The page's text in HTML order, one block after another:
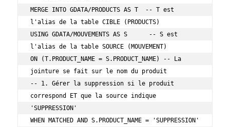
MERGE INTO GDATA/PRODUCTS AS T  -- T est
l'alias de la table CIBLE (PRODUCTS)
USING GDATA/MOUVEMENTS AS S      -- S est
l'alias de la table SOURCE (MOUVEMENT)
ON (T.PRODUCT_NAME = S.PRODUCT_NAME) -- La
jointure se fait sur le nom du produit
-- 1. Gérer la suppression si le produit
correspond ET que la source indique
'SUPPRESSION'
WHEN MATCHED AND S.PRODUCT_NAME = 'SUPPRESSION'